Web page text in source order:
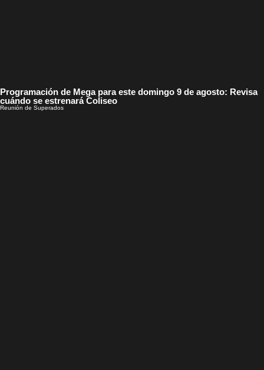
Programación de Mega para este domingo 9 de agosto: Revisa
cuándo se estrenará Coliseo
Reunión de Superados